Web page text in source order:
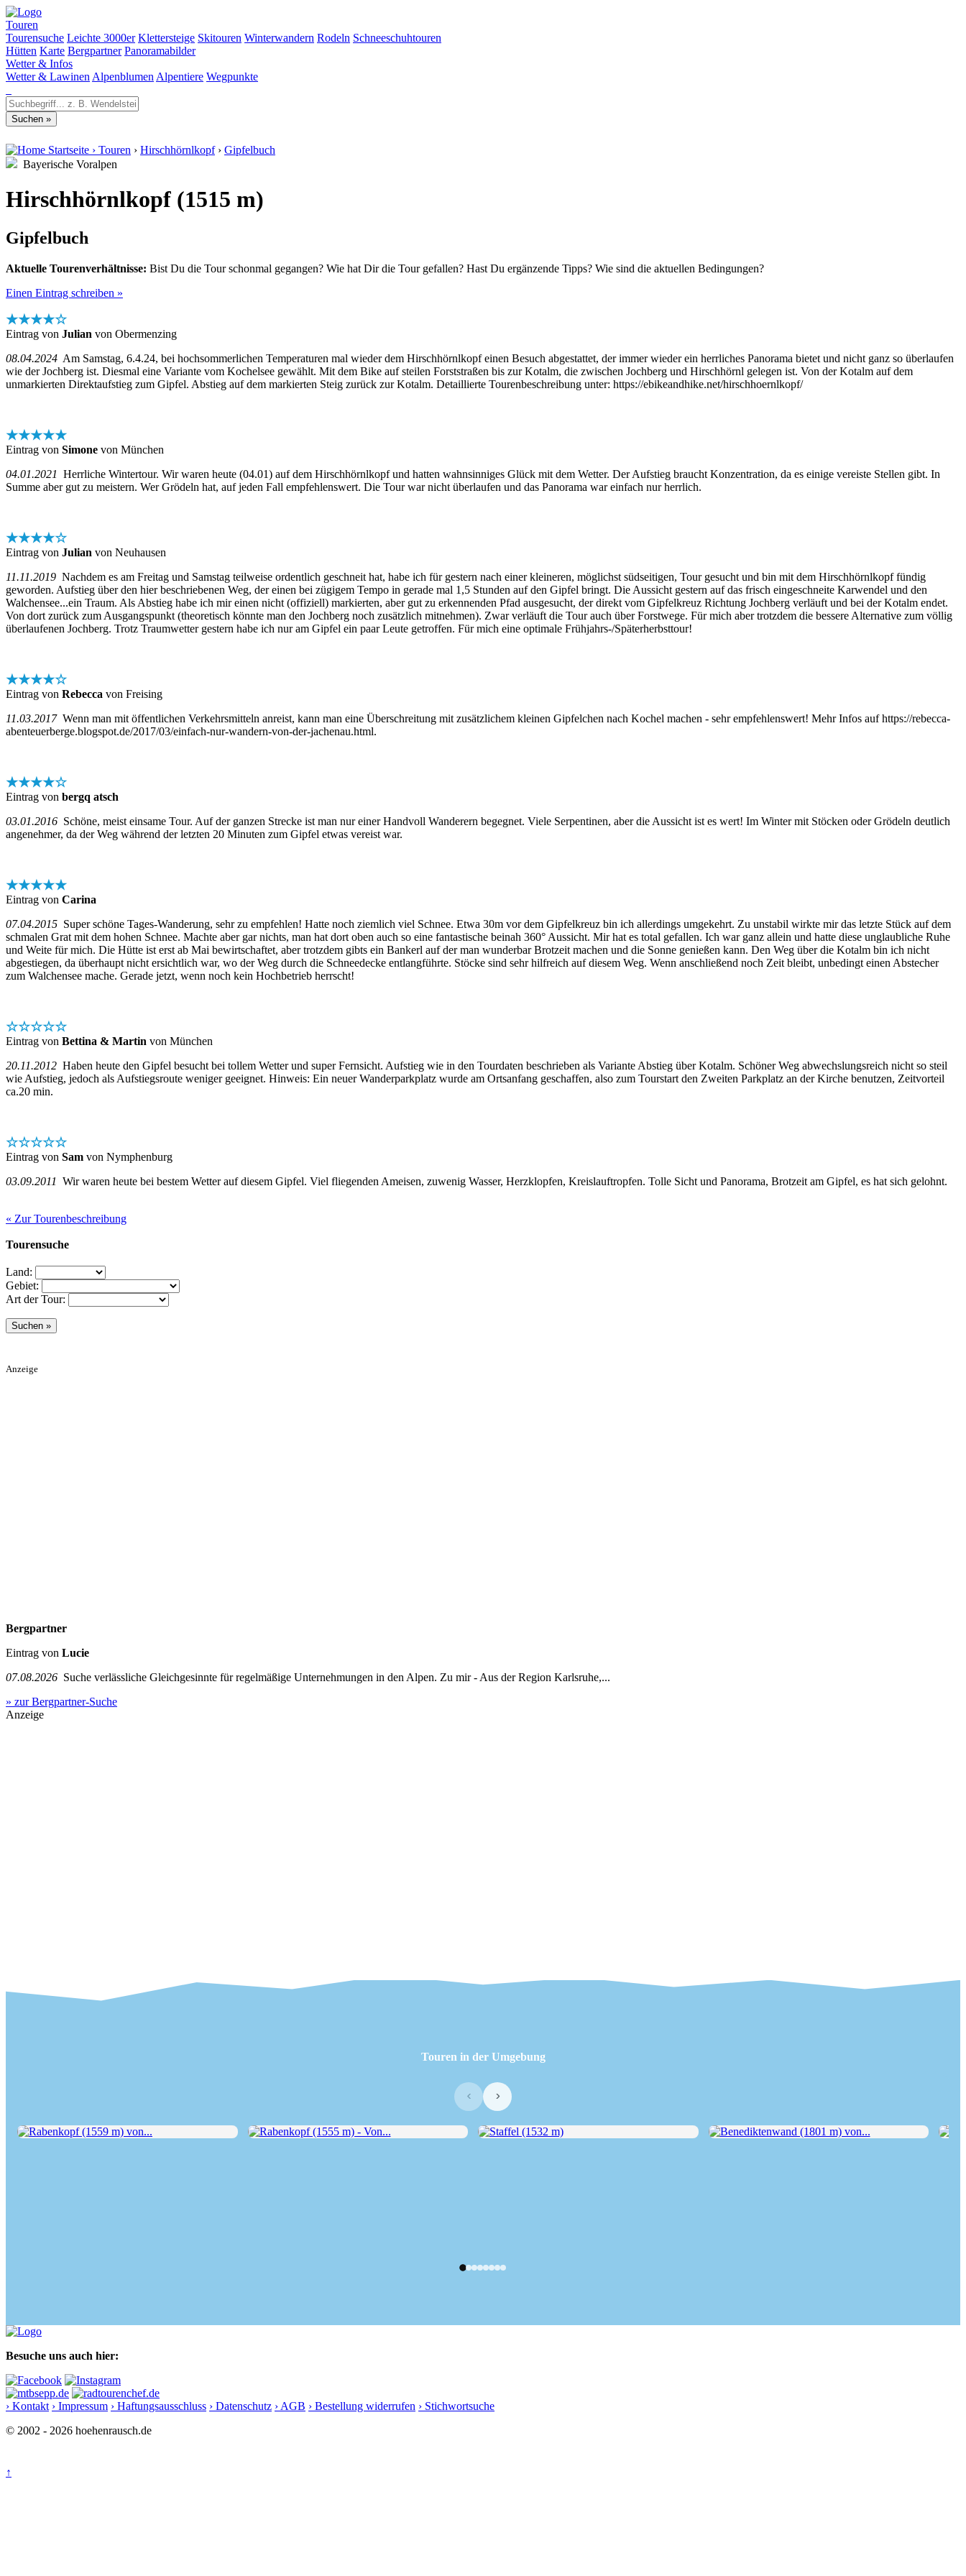
Touren
Tourensuche Leichte 3000er Klettersteige Skitouren Winterwandern Rodeln Schneeschuhtouren
Hütten Karte Bergpartner Panoramabilder
Wetter & Infos
Wetter & Lawinen Alpenblumen Alpentiere Wegpunkte
Startseite › Touren › Hirschhörnlkopf › Gipfelbuch
Bayerische Voralpen
Hirschhörnlkopf (1515 m)
Gipfelbuch
Aktuelle Tourenverhältnisse: Bist Du die Tour schonmal gegangen? Wie hat Dir die Tour gefallen? Hast Du ergänzende Tipps? Wie sind die aktuellen Bedingungen?
Einen Eintrag schreiben »
★★★★☆
Eintrag von Julian von Obermenzing
08.04.2024 Am Samstag, 6.4.24, bei hochsommerlichen Temperaturen mal wieder dem Hirschhörnlkopf einen Besuch abgestattet, der immer wieder ein herrliches Panorama bietet und nicht ganz so überlaufen
wie der Jochberg ist. Diesmal eine Variante vom Kochelsee gewählt. Mit dem Bike auf steilen Forststraßen bis zur Kotalm, die zwischen Jochberg und Hirschhörnl gelegen ist. Von der Kotalm auf dem
unmarkierten Direktaufstieg zum Gipfel. Abstieg auf dem markierten Steig zurück zur Kotalm. Detaillierte Tourenbeschreibung unter: https://ebikeandhike.net/hirschhoernlkopf/
★★★★★
Eintrag von Simone von München
04.01.2021 Herrliche Wintertour. Wir waren heute (04.01) auf dem Hirschhörnlkopf und hatten wahnsinniges Glück mit dem Wetter. Der Aufstieg braucht Konzentration, da es einige vereiste Stellen gibt. In
Summe aber gut zu meistern. Wer Grödeln hat, auf jeden Fall empfehlenswert. Die Tour war nicht überlaufen und das Panorama war einfach nur herrlich.
★★★★☆
Eintrag von Julian von Neuhausen
11.11.2019 Nachdem es am Freitag und Samstag teilweise ordentlich geschneit hat, habe ich für gestern nach einer kleineren, möglichst südseitigen, Tour gesucht und bin mit dem Hirschhörnlkopf fündig
geworden. Aufstieg über den hier beschriebenen Weg, der einen bei zügigem Tempo in gerade mal 1,5 Stunden auf den Gipfel bringt. Die Aussicht gestern auf das frisch eingeschneite Karwendel und den
Walchensee...ein Traum. Als Abstieg habe ich mir einen nicht (offiziell) markierten, aber gut zu erkennenden Pfad ausgesucht, der direkt vom Gipfelkreuz Richtung Jochberg verläuft und bei der Kotalm endet.
Von dort zurück zum Ausgangspunkt (theoretisch könnte man den Jochberg noch zusätzlich mitnehmen). Zwar verläuft die Tour auch über Forstwege. Für mich aber trotzdem die bessere Alternative zum völlig
überlaufenen Jochberg. Trotz Traumwetter gestern habe ich nur am Gipfel ein paar Leute getroffen. Für mich eine optimale Frühjahrs-/Späterherbsttour!
★★★★☆
Eintrag von Rebecca von Freising
11.03.2017Wenn man mit öffentlichen Verkehrsmitteln anreist, kann man eine Überschreitung mit zusätzlichem kleinen Gipfelchen nach Kochel machen - sehr empfehlenswert! Mehr Infos auf https://rebecca-
abenteuerberge.blogspot.de/2017/03/einfach-nur-wandern-von-der-jachenau.html.
★★★★☆
Eintrag von bergq atsch
03.01.2016 Schöne, meist einsame Tour. Auf der ganzen Strecke ist man nur einer Handvoll Wanderern begegnet. Viele Serpentinen, aber die Aussicht ist es wert! Im Winter mit Stöcken oder Grödeln deutlich
angenehmer, da der Weg während der letzten 20 Minuten zum Gipfel etwas vereist war.
★★★★★
Eintrag von Carina
07.04.2015 Super schöne Tages-Wanderung, sehr zu empfehlen! Hatte noch ziemlich viel Schnee. Etwa 30m vor dem Gipfelkreuz bin ich allerdings umgekehrt. Zu unstabil wirkte mir das letzte Stück auf dem
schmalen Grat mit dem hohen Schnee. Machte aber gar nichts, man hat dort oben auch so eine fantastische beinah 360° Aussicht. Mir hat es total gefallen. Ich war ganz allein und hatte diese unglaubliche Ruhe
und Weite für mich. Die Hütte ist erst ab Mai bewirtschaftet, aber trotzdem gibts ein Bankerl auf der man wunderbar Brotzeit machen und die Sonne genießen kann. Den Weg über die Kotalm bin ich nicht
abgestiegen, da überhaupt nicht ersichtlich war, wo der Weg durch die Schneedecke entlangführte. Stöcke sind sehr hilfreich auf diesem Weg. Wenn anschließend noch Zeit bleibt, unbedingt einen Abstecher
zum Walchensee mache. Gerade jetzt, wenn noch kein Hochbetrieb herrscht!
☆☆☆☆☆
Eintrag von Bettina & Martin von München
20.11.2012 Haben heute den Gipfel besucht bei tollem Wetter und super Fernsicht. Aufstieg wie in den Tourdaten beschrieben als Variante Abstieg über Kotalm. Schöner Weg abwechslungsreich nicht so steil
wie Aufstieg, jedoch als Aufstiegsroute weniger geeignet. Hinweis: Ein neuer Wanderparkplatz wurde am Ortsanfang geschaffen, also zum Tourstart den Zweiten Parkplatz an der Kirche benutzen, Zeitvorteil
ca.20 min.
☆☆☆☆☆
Eintrag von Sam von Nymphenburg
03.09.2011 Wir waren heute bei bestem Wetter auf diesem Gipfel. Viel fliegenden Ameisen, zuwenig Wasser, Herzklopfen, Kreislauftropfen. Tolle Sicht und Panorama, Brotzeit am Gipfel, es hat sich gelohnt.
« Zur Tourenbeschreibung
Tourensuche
Land:
Gebiet:
Art der Tour:
Anzeige
Bergpartner
Eintrag von Lucie
07.08.2026 Suche verlässliche Gleichgesinnte für regelmäßige Unternehmungen in den Alpen. Zu mir - Aus der Region Karlsruhe,...
» zur Bergpartner-Suche
Anzeige
Touren in der Umgebung
‹ ›
Besuche uns auch hier:
› Kontakt › Impressum › Haftungsausschluss › Datenschutz › AGB › Bestellung widerrufen › Stichwortsuche
© 2002 - 2026 hoehenrausch.de
↑